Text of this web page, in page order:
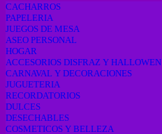
CACHARROS
PAPELERIA
JUEGOS DE MESA
ASEO PERSONAL
HOGAR
ACCESORIOS DISFRAZ Y HALLOWEN
CARNAVAL Y DECORACIONES
JUGUETERIA
RECORDATORIOS
DULCES
DESECHABLES
COSMETICOS Y BELLEZA